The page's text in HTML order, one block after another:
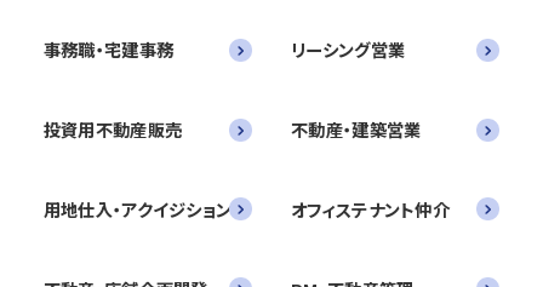
事務職・宅建事務 リーシング営業
投資用不動産販売 不動産・建築営業
用地仕入・アクイジション オフィステナント仲介